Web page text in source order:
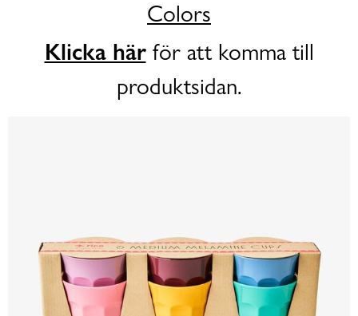
Colors
Klicka härför att komma till
produktsidan.